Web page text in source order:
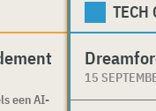
een AI-
TECH
15